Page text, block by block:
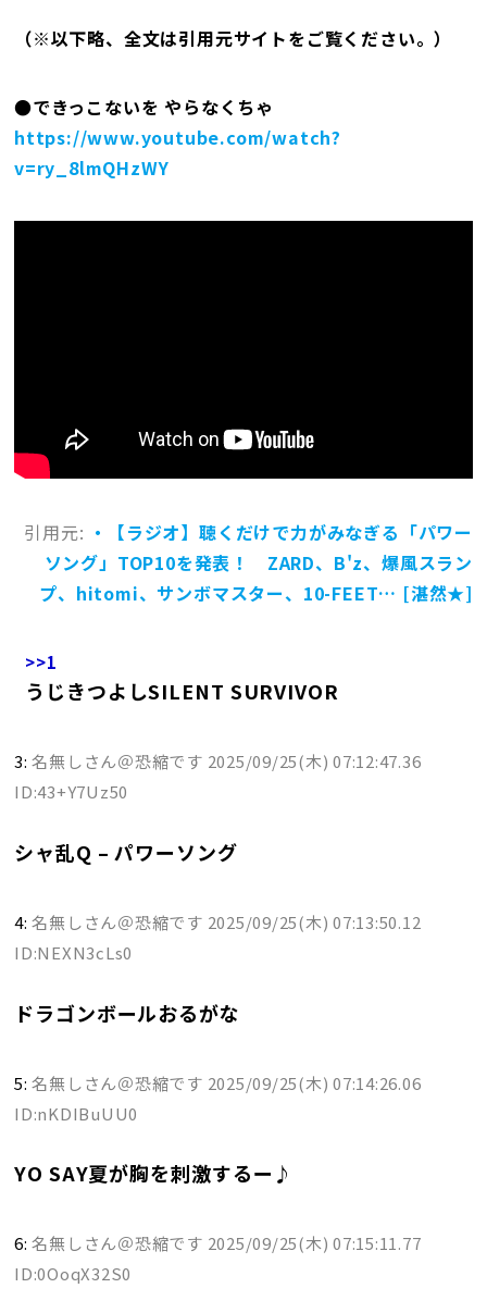
（※以下略、全文は引用元サイトをご覧ください。）
●できっこないを やらなくちゃ
https://www.youtube.com/watch?
v=ry_8lmQHzWY
引用元: ・【ラジオ】聴くだけで力がみなぎる「パワー
ソング」TOP10を発表！ ZARD、B'z、爆風スラン
プ、hitomi、サンボマスター、10-FEET… [湛然★]
>>1
うじきつよしSILENT SURVIVOR
3:名無しさん＠恐縮です 2025/09/25(木) 07:12:47.36
ID:43+Y7Uz50
シャ乱Q – パワーソング
4:名無しさん＠恐縮です 2025/09/25(木) 07:13:50.12
ID:NEXN3cLs0
ドラゴンボールおるがな
5:名無しさん＠恐縮です 2025/09/25(木) 07:14:26.06
ID:nKDIBuUU0
YO SAY夏が胸を刺激するー♪
6:名無しさん＠恐縮です 2025/09/25(木) 07:15:11.77
ID:0OoqX32S0